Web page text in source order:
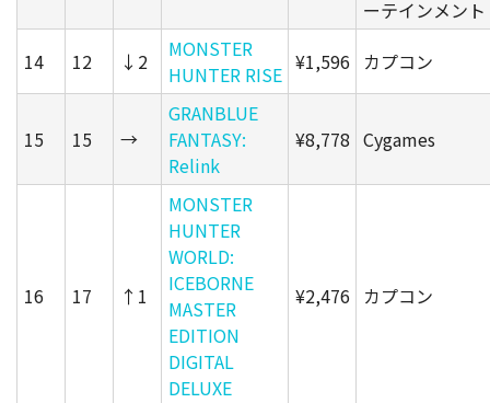
ーテインメント
14
12 ↓2
MONSTER
HUNTER RISE ¥1,596 カプコン
15 15 →
GRANBLUE
FANTASY:
Relink
¥8,778 Cygames
16 17 ↑1
MONSTER
HUNTER
WORLD:
ICEBORNE
MASTER
EDITION
DIGITAL
DELUXE
¥2,476 カプコン